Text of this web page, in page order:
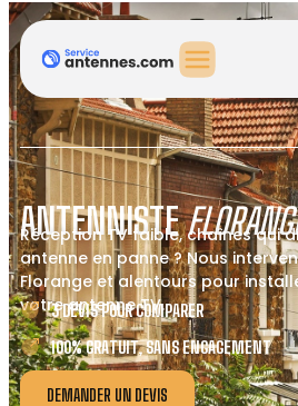
ANTENNISTE
Réception TV faible, chaînes qui
antenne en panne ? Nous
Florange et alentours pour
votre antenne TV.
3 DEVIS POUR COMPARER
100% GRATUIT, SANS ENGAGEMENT
DEMANDER UN DEVIS